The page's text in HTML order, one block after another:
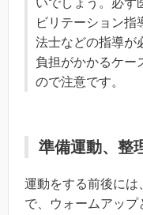
ビリテーション指
法士などの指導が
負担がかかるケー
ので注意です。
準備運動、整
運動をする前後には
で、ウォームアップ